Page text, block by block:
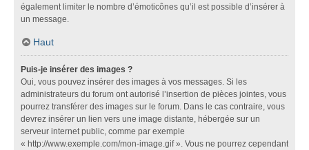
également limiter le nombre d’émoticônes qu’il est possible d’insérer à
un message.
Haut
Puis-je insérer des images ?
Oui, vous pouvez insérer des images à vos messages. Si les
administrateurs du forum ont autorisé l’insertion de pièces jointes, vous
pourrez transférer des images sur le forum. Dans le cas contraire, vous
devrez insérer un lien vers une image distante, hébergée sur un
serveur internet public, comme par exemple
« http://www.exemple.com/mon-image.gif ». Vous ne pourrez cependant